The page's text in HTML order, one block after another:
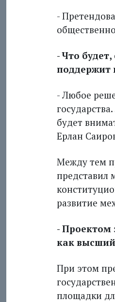
-
- Что
поддержит
- Любое
будет
Ерлан
Между тем
представил
развитие
- Проектом
как
При этом
площадки